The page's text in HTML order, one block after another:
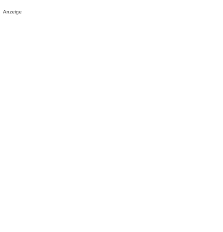
Anzeige